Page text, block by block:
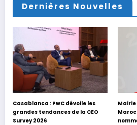
Dernières Nouvelles
Casablanca : PwC dévoile les
grandes tendances de la CEO
Survey 2026
Mairie